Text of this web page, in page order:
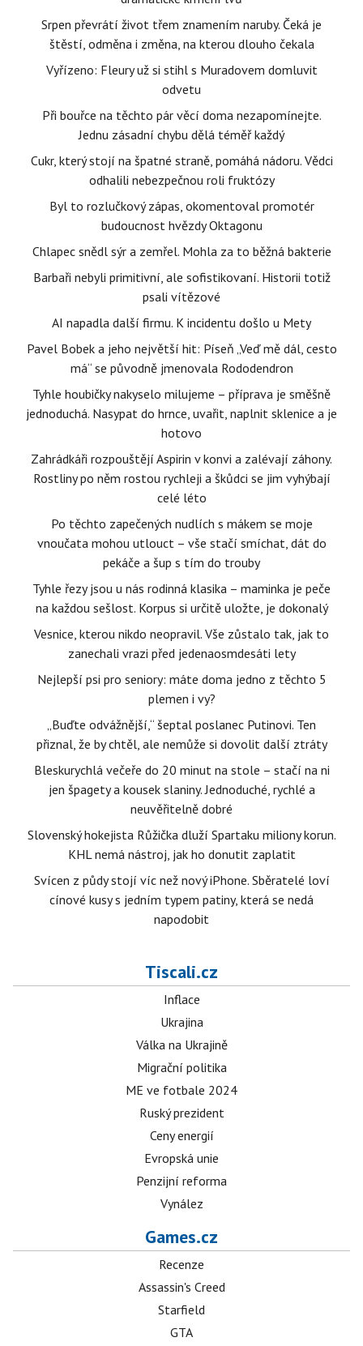
Srpen převrátí život třem znamením naruby. Čeká je
štěstí, odměna i změna, na kterou dlouho čekala
Vyřízeno: Fleury už si stihl s Muradovem domluvit
odvetu
Při bouřce na těchto pár věcí doma nezapomínejte.
Jednu zásadní chybu dělá téměř každý
Cukr, který stojí na špatné straně, pomáhá nádoru. Vědci
odhalili nebezpečnou roli fruktózy
Byl to rozlučkový zápas, okomentoval promotér
budoucnost hvězdy Oktagonu
Chlapec snědl sýr a zemřel. Mohla za to běžná bakterie
Barbaři nebyli primitivní, ale sofistikovaní. Historii totiž
psali vítězové
AI napadla další firmu. K incidentu došlo u Mety
Pavel Bobek a jeho největší hit: Píseň „Veď mě dál, cesto
má“ se původně jmenovala Rododendron
Tyhle houbičky nakyselo milujeme – příprava je směšně
jednoduchá. Nasypat do hrnce, uvařit, naplnit sklenice a je
hotovo
Zahrádkáři rozpouštějí Aspirin v konvi a zalévají záhony.
Rostliny po něm rostou rychleji a škůdci se jim vyhýbají
celé léto
Po těchto zapečených nudlích s mákem se moje
vnoučata mohou utlouct – vše stačí smíchat, dát do
pekáče a šup s tím do trouby
Tyhle řezy jsou u nás rodinná klasika – maminka je peče
na každou sešlost. Korpus si určitě uložte, je dokonalý
Vesnice, kterou nikdo neopravil. Vše zůstalo tak, jak to
zanechali vrazi před jedenaosmdesáti lety
Nejlepší psi pro seniory: máte doma jedno z těchto 5
plemen i vy?
„Buďte odvážnější,“ šeptal poslanec Putinovi. Ten
přiznal, že by chtěl, ale nemůže si dovolit další ztráty
Bleskurychlá večeře do 20 minut na stole – stačí na ni
jen špagety a kousek slaniny. Jednoduché, rychlé a
neuvěřitelně dobré
Slovenský hokejista Růžička dluží Spartaku miliony korun.
KHL nemá nástroj, jak ho donutit zaplatit
Svícen z půdy stojí víc než nový iPhone. Sběratelé loví
cínové kusy s jedním typem patiny, která se nedá
napodobit
Tiscali.cz
Inflace
Ukrajina
Válka na Ukrajině
Migrační politika
ME ve fotbale 2024
Ruský prezident
Ceny energií
Evropská unie
Penzijní reforma
Vynález
Games.cz
Recenze
Assassin's Creed
Starfield
GTA